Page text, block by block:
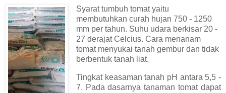
Syarat tumbuh tomat yaitu
membutuhkan curah hujan 750 - 1250
mm per tahun. Suhu udara berkisar 20 -
27 derajat Celcius. Cara menanam
tomat menyukai tanah gembur dan tidak
berbentuk tanah liat.
Tingkat keasaman tanah pH antara 5,5 -
7. Pada dasarnya tanaman tomat dapat